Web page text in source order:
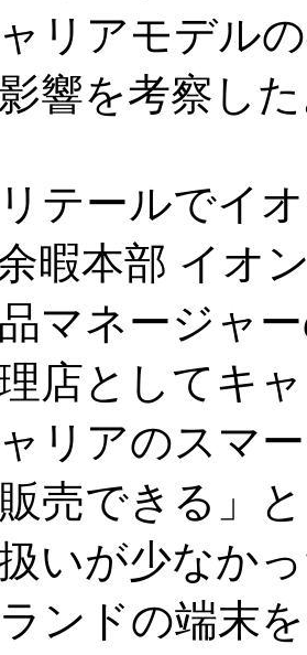
リアモデル
響を考察し
テールでイ
暇本部 イオ
マネージャ
店としてキ
リアのスマ
売できる」
いが少なか
ンドの端末